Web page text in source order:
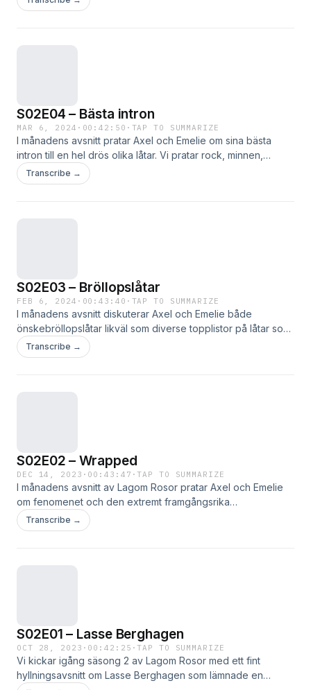
med mycket svenskkopplingar och sina egna Läs mer …
S02E04 – Bästa intron
MAR 6, 2024 · 00:42:50 · TAP TO SUMMARIZE
I månadens avsnitt pratar Axel och Emelie om sina bästa
intron till en hel drös olika låtar. Vi pratar rock, minnen,
instrument och har det bara jäkligt trevligt. Och det är tydligt
att Axel och Läs mer …
Transcribe →
S02E03 – Bröllopslåtar
FEB 6, 2024 · 00:43:40 · TAP TO SUMMARIZE
I månadens avsnitt diskuterar Axel och Emelie både
önskebröllopslåtar likväl som diverse topplistor på låtar som
går hem hos gemene man både globalt som i Sverige. Och
näe vi blev inte särskilt förvånade över hur Läs mer …
Transcribe →
S02E02 – Wrapped
DEC 14, 2023 · 00:43:47 ·TAP TO SUMMARIZE
I månadens avsnitt av Lagom Rosor pratar Axel och Emelie
om fenomenet och den extremt framgångsrika
marknadsföringskampanjen Spotify Wrapped. En företeelse
som återkommer varje år och skapar en snackis hos de
Transcribe →
S02E01 – Lasse Berghagen
OCT 28, 2023 · 00:42:25 ·TAP TO SUMMARIZE
Vi kickar igång säsong 2 av Lagom Rosor med ett fint
hyllningsavsnitt om Lasse Berghagen som lämnade en